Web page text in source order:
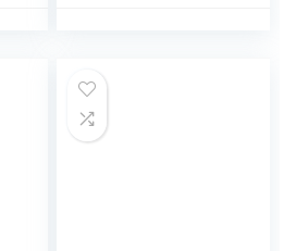
Lithium-Motorrad-
Batterien mit QR-
Code, perfekt für